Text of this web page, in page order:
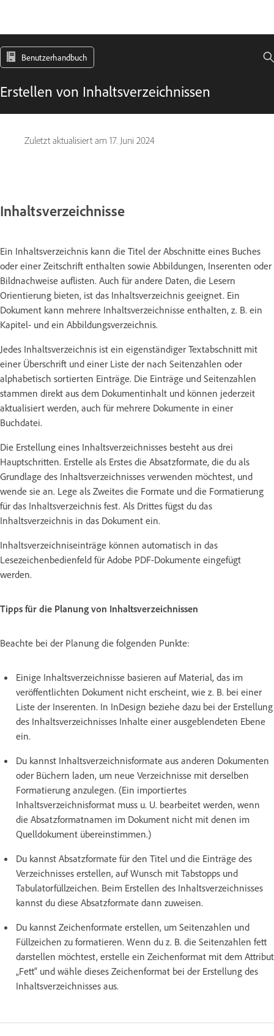
Benutzerhandbuch
Erstellen von Inhaltsverzeichnissen
Zuletzt aktualisiert am 17. Juni 2024
Inhaltsverzeichnisse
Ein Inhaltsverzeichnis kann die Titel der Abschnitte eines Buches
oder einer Zeitschrift enthalten sowie Abbildungen, Inserenten oder
Bildnachweise auflisten. Auch für andere Daten, die Lesern
Orientierung bieten, ist das Inhaltsverzeichnis geeignet. Ein
Dokument kann mehrere Inhaltsverzeichnisse enthalten, z. B. ein
Kapitel- und ein Abbildungsverzeichnis.
Jedes Inhaltsverzeichnis ist ein eigenständiger Textabschnitt mit
einer Überschrift und einer Liste der nach Seitenzahlen oder
alphabetisch sortierten Einträge. Die Einträge und Seitenzahlen
stammen direkt aus dem Dokumentinhalt und können jederzeit
aktualisiert werden, auch für mehrere Dokumente in einer
Buchdatei.
Die Erstellung eines Inhaltsverzeichnisses besteht aus drei
Hauptschritten. Erstelle als Erstes die Absatzformate, die du als
Grundlage des Inhaltsverzeichnisses verwenden möchtest, und
wende sie an. Lege als Zweites die Formate und die Formatierung
für das Inhaltsverzeichnis fest. Als Drittes fügst du das
Inhaltsverzeichnis in das Dokument ein.
Inhaltsverzeichniseinträge können automatisch in das
Lesezeichenbedienfeld für Adobe PDF-Dokumente eingefügt
werden.
Tipps für die Planung von Inhaltsverzeichnissen
Beachte bei der Planung die folgenden Punkte:
Einige Inhaltsverzeichnisse basieren auf Material, das im
veröffentlichten Dokument nicht erscheint, wie z. B. bei einer
Liste der Inserenten. In InDesign beziehe dazu bei der Erstellung
des Inhaltsverzeichnisses Inhalte einer ausgeblendeten Ebene
ein.
Du kannst Inhaltsverzeichnisformate aus anderen Dokumenten
oder Büchern laden, um neue Verzeichnisse mit derselben
Formatierung anzulegen. (Ein importiertes
Inhaltsverzeichnisformat muss u. U. bearbeitet werden, wenn
die Absatzformatnamen im Dokument nicht mit denen im
Quelldokument übereinstimmen.)
Du kannst Absatzformate für den Titel und die Einträge des
Verzeichnisses erstellen, auf Wunsch mit Tabstopps und
Tabulatorfüllzeichen. Beim Erstellen des Inhaltsverzeichnisses
kannst du diese Absatzformate dann zuweisen.
Du kannst Zeichenformate erstellen, um Seitenzahlen und
Füllzeichen zu formatieren. Wenn du z. B. die Seitenzahlen fett
darstellen möchtest, erstelle ein Zeichenformat mit dem Attribut
„Fett“ und wähle dieses Zeichenformat bei der Erstellung des
Inhaltsverzeichnisses aus.